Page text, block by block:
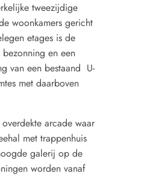
tweezijdige
woonkamers gericht
etages is de
en een
van een bestaand U-
met daarboven
arcade waar
met trappenhuis
galerij op de
worden vanaf